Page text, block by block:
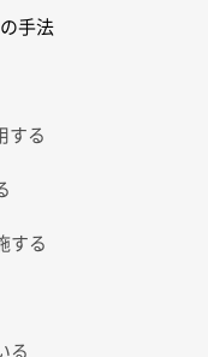
手法
する
する
る